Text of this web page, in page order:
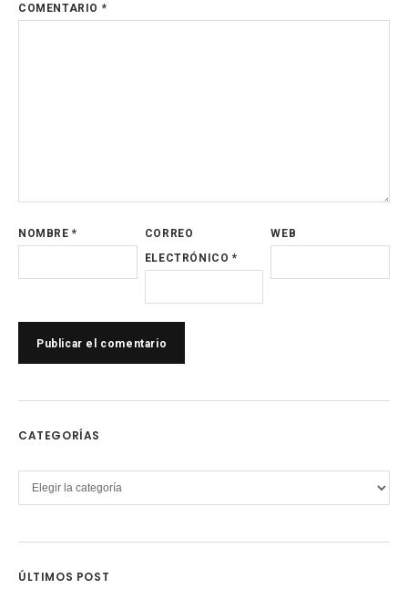
COMENTARIO *
NOMBRE*
CORREO
ELECTRÓNICO *
WEB
CATEGORÍAS
Categorías
ÚLTIMOS POST